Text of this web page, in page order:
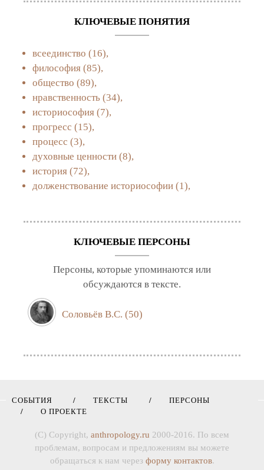
КЛЮЧЕВЫЕ ПОНЯТИЯ
всеединство (16),
философия (85),
общество (89),
нравственность (34),
историософия (7),
прогресс (15),
процесс (3),
духовные ценности (8),
история (72),
долженствование историософии (1),
КЛЮЧЕВЫЕ ПЕРСОНЫ
Персоны, которые упоминаются или
обсуждаются в тексте.
Соловьёв В.С. (50)
СОБЫТИЯ ТЕКСТЫ
ПЕРСОНЫ
О ПРОЕКТЕ
(C) Copyright, anthropology.ru 2000-2016. По всем
проблемам, вопросам и предложениям вы можете
обращаться к нам через форму контактов.